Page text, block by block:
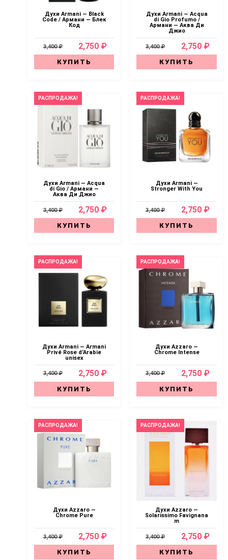
Духи Armani — Black
Code / Армани — Блек
Код
3,400 ₽ 2,750 ₽
КУПИТЬ
Духи Armani — Acqua
di Gio Profumo /
Армани — Аква Ди
Джио
3,400 ₽ 2,750 ₽
КУПИТЬ
РАСПРОДАЖА!
Духи Armani — Acqua
di Gio / Армани —
Аква Ди Джио
3,400 ₽ 2,750 ₽
КУПИТЬ
РАСПРОДАЖА!
Духи Armani —
Stronger With You
3,400 ₽ 2,750 ₽
КУПИТЬ
РАСПРОДАЖА!
Духи Armani — Armani
Privé Rose d’Arabie
unisex
3,400 ₽ 2,750 ₽
КУПИТЬ
РАСПРОДАЖА!
Духи Аzzaro —
Chrome Intense
3,400 ₽ 2,750 ₽
КУПИТЬ
РАСПРОДАЖА!
Духи Azzaro —
Chrome Pure
3,400 ₽ 2,750 ₽
КУПИТЬ
РАСПРОДАЖА!
Духи Azzaro —
Solarissimo Favignana
m
3,400 ₽ 2,750 ₽
КУПИТЬ